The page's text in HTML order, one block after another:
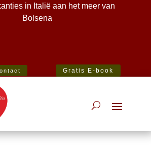
in Italië aan het meer van
Bolsena
Gratis E-book